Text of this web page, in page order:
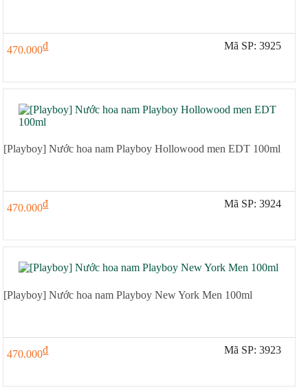
470.000đ Mã SP: 3925
[Playboy] Nước hoa nam Playboy Hollowood men EDT 100ml
470.000đ Mã SP: 3924
[Playboy] Nước hoa nam Playboy New York Men 100ml
470.000đ Mã SP: 3923